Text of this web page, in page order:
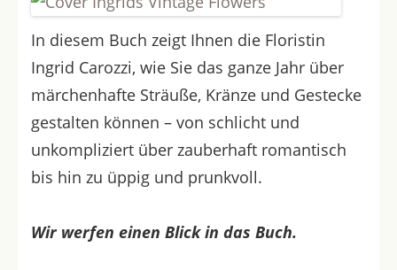
In diesem Buch zeigt Ihnen die Floristin
Ingrid Carozzi, wie Sie das ganze Jahr über
märchenhafte Sträuße, Kränze und Gestecke
gestalten können – von schlicht und
unkompliziert über zauberhaft romantisch
bis hin zu üppig und prunkvoll.
Wir werfen einen Blick in das Buch.